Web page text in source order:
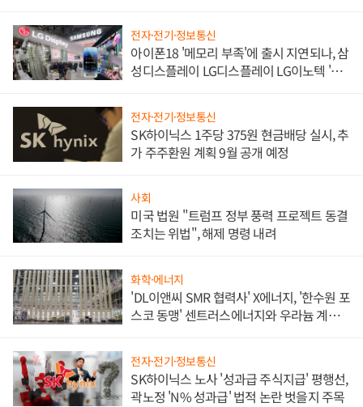
전자·전기·정보통신
아이폰18 '메모리 부족'에 출시 지연되나, 삼
성디스플레이 LG디스플레이 LG이노텍 '탈
전자·전기·정보통신
SK하이닉스 1주당 375원 현금배당 실시, 추
가 주주환원 계획 9월 공개 예정
사회
미국 법원 "트럼프 정부 풍력 프로젝트 동결
조치는 위법", 해제 명령 내려
화학·에너지
'DL이앤씨 SMR 협력사' X에너지, '한수원 포
스코 동맹' 센트러스에너지와 우라늄 계약
전자·전기·정보통신
SK하이닉스 노사 '성과급 주식지급' 평행선,
곽노정 'N% 성과급' 법적 논란 벗을지 주목